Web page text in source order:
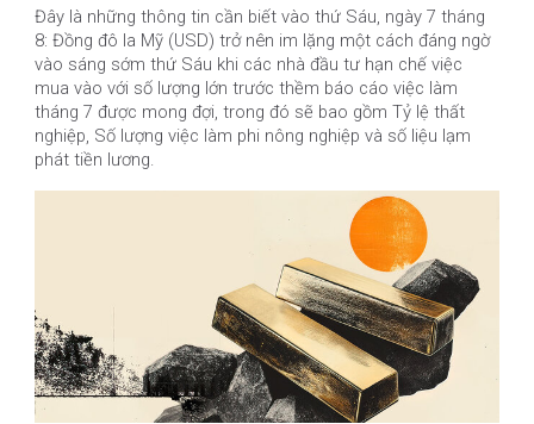
Đây là những thông tin cần biết vào thứ Sáu, ngày 7 tháng
8: Đồng đô la Mỹ (USD) trở nên im lặng một cách đáng ngờ
vào sáng sớm thứ Sáu khi các nhà đầu tư hạn chế việc
mua vào với số lượng lớn trước thềm báo cáo việc làm
tháng 7 được mong đợi, trong đó sẽ bao gồm Tỷ lệ thất
nghiệp, Số lượng việc làm phi nông nghiệp và số liệu lạm
phát tiền lương.